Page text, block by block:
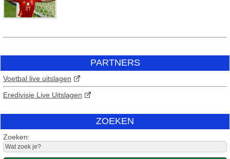
PARTNERS
Voetbal live uitslagen
Eredivisie Live Uitslagen
ZOEKEN
Zoeken: